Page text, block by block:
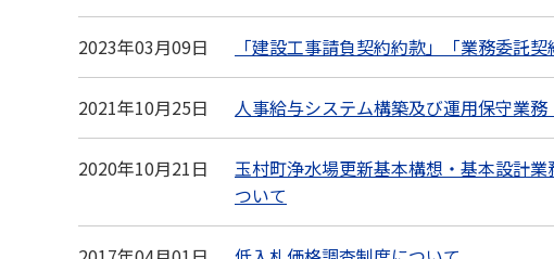
2023年03月09日 「建設工事請負契約約款」「業務委託
2021年10月25日 人事給与システム構築及び運用保守業
2020年10月21日
玉村町浄水場更新基本構想・基本設計
ついて